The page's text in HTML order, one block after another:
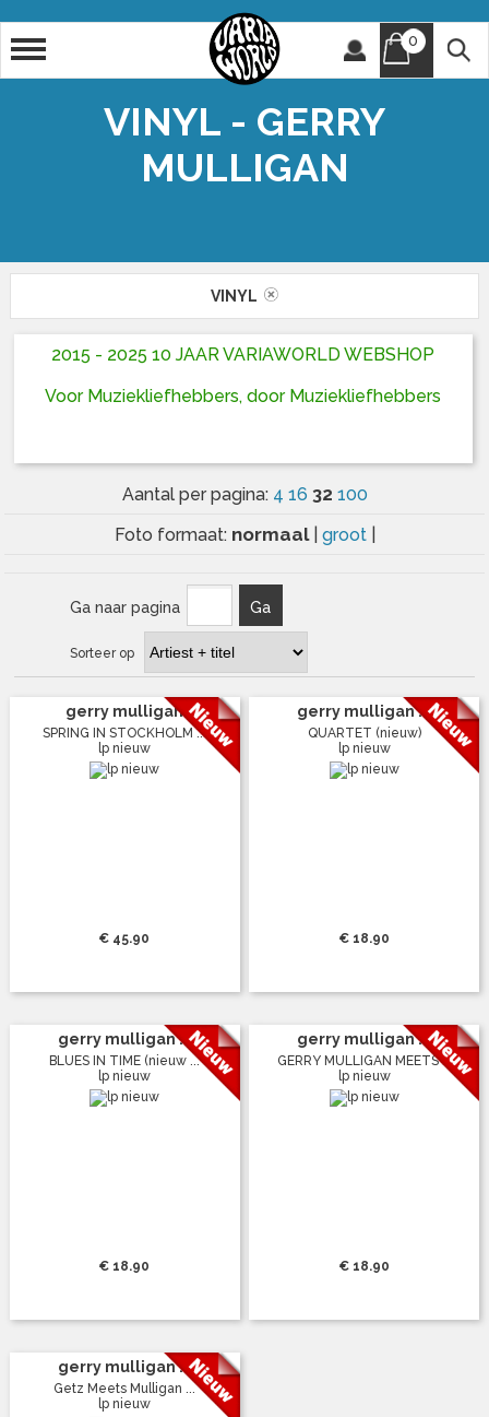
0
VINYL - GERRY
MULLIGAN
VINYL
2015 - 2025 10 JAAR VARIAWORLD WEBSHOP
Voor Muziekliefhebbers, door Muziekliefhebbers
Aantal per pagina: 4 16 32 100
Foto formaat: normaal groot
Ga naar pagina Ga
Sorteer op
gerry mulligan
SPRING IN STOCKHOLM ...
lp nieuw
€ 45.90
gerry mulligan ...
QUARTET (nieuw)
lp nieuw
€ 18.90
gerry mulligan ...
BLUES IN TIME (nieuw ...
lp nieuw
€ 18.90
gerry mulligan ...
GERRY MULLIGAN MEETS ...
lp nieuw
€ 18.90
gerry mulligan ...
Getz Meets Mulligan ...
lp nieuw